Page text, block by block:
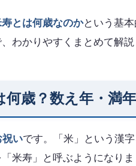
とは何歳なのかという基
わかりやすくまとめて解説
何歳？数え年・満
祝いです。「米」という漢
米寿」と呼ぶようになりま